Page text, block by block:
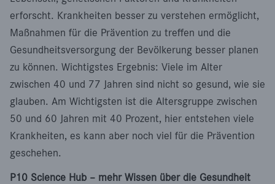
erforscht. Krankheiten besser zu verstehen ermöglicht,
Maßnahmen für die Prävention zu treffen und die
Gesundheitsversorgung der Bevölkerung besser planen
zu können. Wichtigstes Ergebnis: Viele im Alter
zwischen 40 und 77 Jahren sind nicht so gesund, wie sie
glauben. Am Wichtigsten ist die Altersgruppe zwischen
50 und 60 Jahren mit 40 Prozent, hier entstehen viele
Krankheiten, es kann aber noch viel für die Prävention
geschehen.
P10 Science Hub ‒ mehr Wissen über die Gesundheit